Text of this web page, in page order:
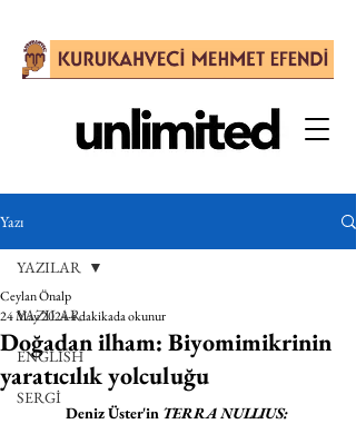
Yazı
YAZILAR
ENGLISH
SERGİ
YAZILAR
Doğadan ilham: Biyomimikrinin
yaratıcılık yolculuğu
Ceylan Önalp
24 May 20244 dakikada okunur
Deniz Üster'in TERRA NULLIUS: